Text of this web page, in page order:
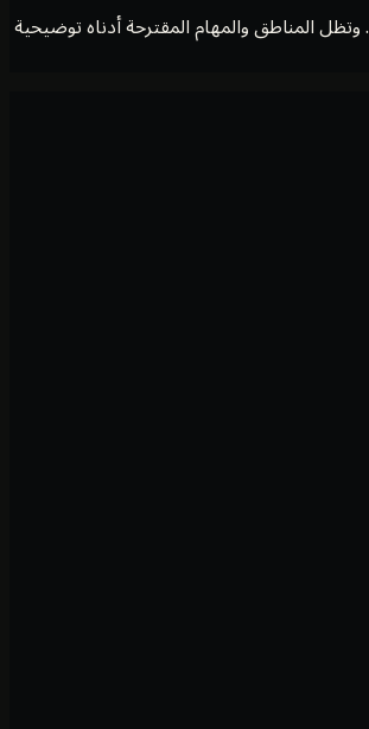
لم تُكلَّف المنشأة المادية بالتشغيل بعد. يتكوّن الإثبات الحالي من عروض رقمية قابلة للتشغيل وأعمال مقاسة على منصة الاختبار وبحث وتطوير مملوك لـ Hyperion. وتظل المناطق والمهام المقترحة أدناه توضيحية